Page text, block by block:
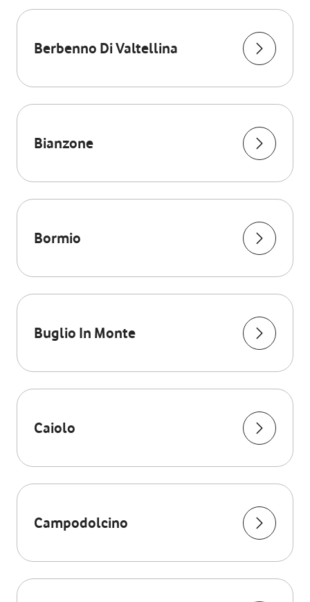
Berbenno Di Valtellina
Bianzone
Bormio
Buglio In Monte
Caiolo
Campodolcino